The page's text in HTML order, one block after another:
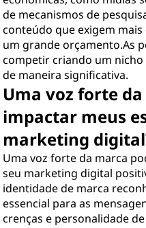
de mecanismos de
conteúdo que exigem
um grande orçamento.As
competir criando um
de maneira significativa.
Uma voz forte
impactar meus
marketing
Uma voz forte da marca
seu marketing digital
identidade de marca
essencial para as
crenças e personalidade